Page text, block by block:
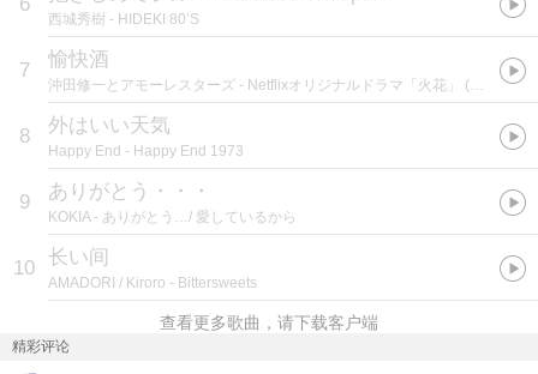
西城秀樹 - HIDEKI 80’S
7 愉快酒
沖田修一とアモーレスターズ - Netflixオリジナルドラマ「火花」 (Soundtrack)
8 外はいい天気
Happy End - Happy End 1973
9 ありがとう・・・
KOKIA- ありがとう…/ 愛しているから
10 长い间
AMADORI / Kiroro - Bittersweets
查看更多歌曲，请下载客户端
精彩评论